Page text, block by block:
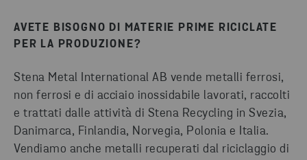
AVETE BISOGNO DI MATERIE PRIME RICICLATE
PER LA PRODUZIONE?
Stena Metal International AB vende metalli ferrosi,
non ferrosi e di acciaio inossidabile lavorati, raccolti
e trattati dalle attività di Stena Recycling in Svezia,
Danimarca, Finlandia, Norvegia, Polonia e Italia.
Vendiamo anche metalli recuperati dal riciclaggio di